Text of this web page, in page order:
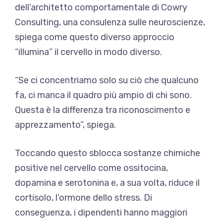
dell’architetto comportamentale di Cowry
Consulting, una consulenza sulle neuroscienze,
spiega come questo diverso approccio
“illumina” il cervello in modo diverso.
“Se ci concentriamo solo su ciò che qualcuno
fa, ci manca il quadro più ampio di chi sono.
Questa è la differenza tra riconoscimento e
apprezzamento”, spiega.
Toccando questo sblocca sostanze chimiche
positive nel cervello come ossitocina,
dopamina e serotonina e, a sua volta, riduce il
cortisolo, l’ormone dello stress. Di
conseguenza, i dipendenti hanno maggiori